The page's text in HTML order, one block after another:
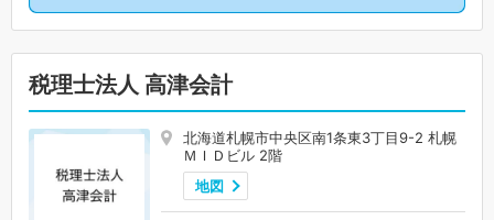
税理士法人 高津会計
北海道札幌市中央区南1条東3丁目9-2 札幌
ＭＩＤビル 2階
地図